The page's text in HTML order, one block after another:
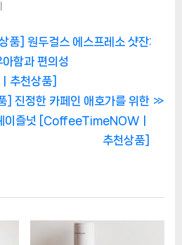
품] 원두걸스 에스프레소 샷잔:
함과 편의성
추천상품]
] 진정한 카페인 애호가를 위한
이즐넛 [CoffeeTimeNOWㅣ
추천상품]